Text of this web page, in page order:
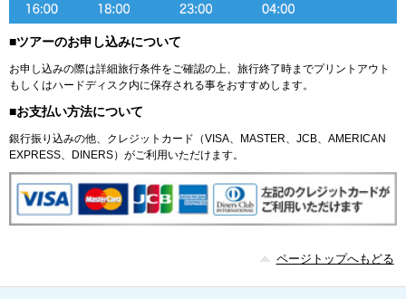
■ツアーのお申し込みについて
お申し込みの際は詳細旅行条件をご確認の上、旅行終了時までプリントアウト
もしくはハードディスク内に保存される事をおすすめします。
■お支払い方法について
銀行振り込みの他、クレジットカード（VISA、MASTER、JCB、AMERICAN
EXPRESS、DINERS）がご利用いただけます。
ページトップへもどる